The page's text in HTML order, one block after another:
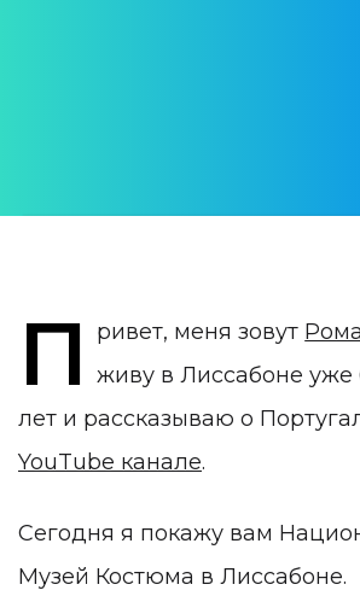
П ривет, меня зовут
живу в Лиссабоне уже
лет и рассказываю о
YouTube канале.
Сегодня я покажу вам
Музей Костюма в Лиссабоне.